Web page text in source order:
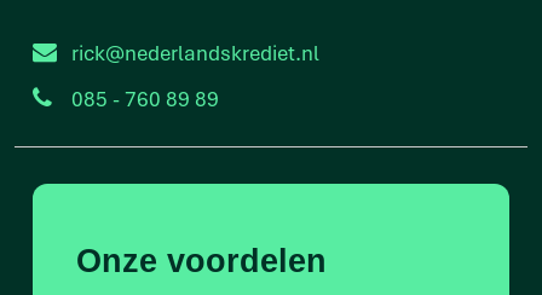
rick@nederlandskrediet.nl
085 - 760 89 89
Onze voordelen